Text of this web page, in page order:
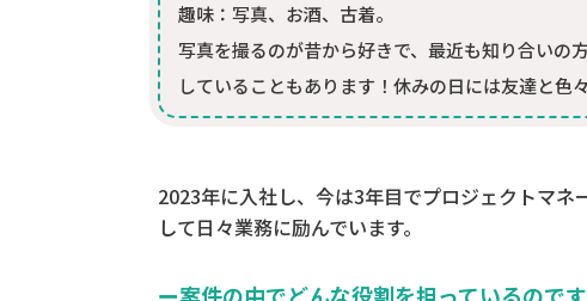
趣味：写真、お酒、古着。
写真を撮るのが昔から好きで、最近も知り合いの
していることもあります！休みの日には友達と色
2023年に入社し、今は3年目でプロジェクトマ
して日々業務に励んでいます。